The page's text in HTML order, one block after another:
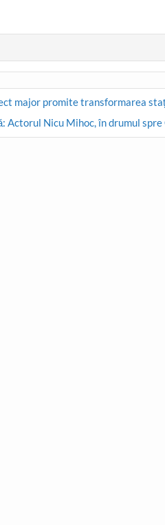
major promite transformarea
Actorul Nicu Mihoc, în drumul